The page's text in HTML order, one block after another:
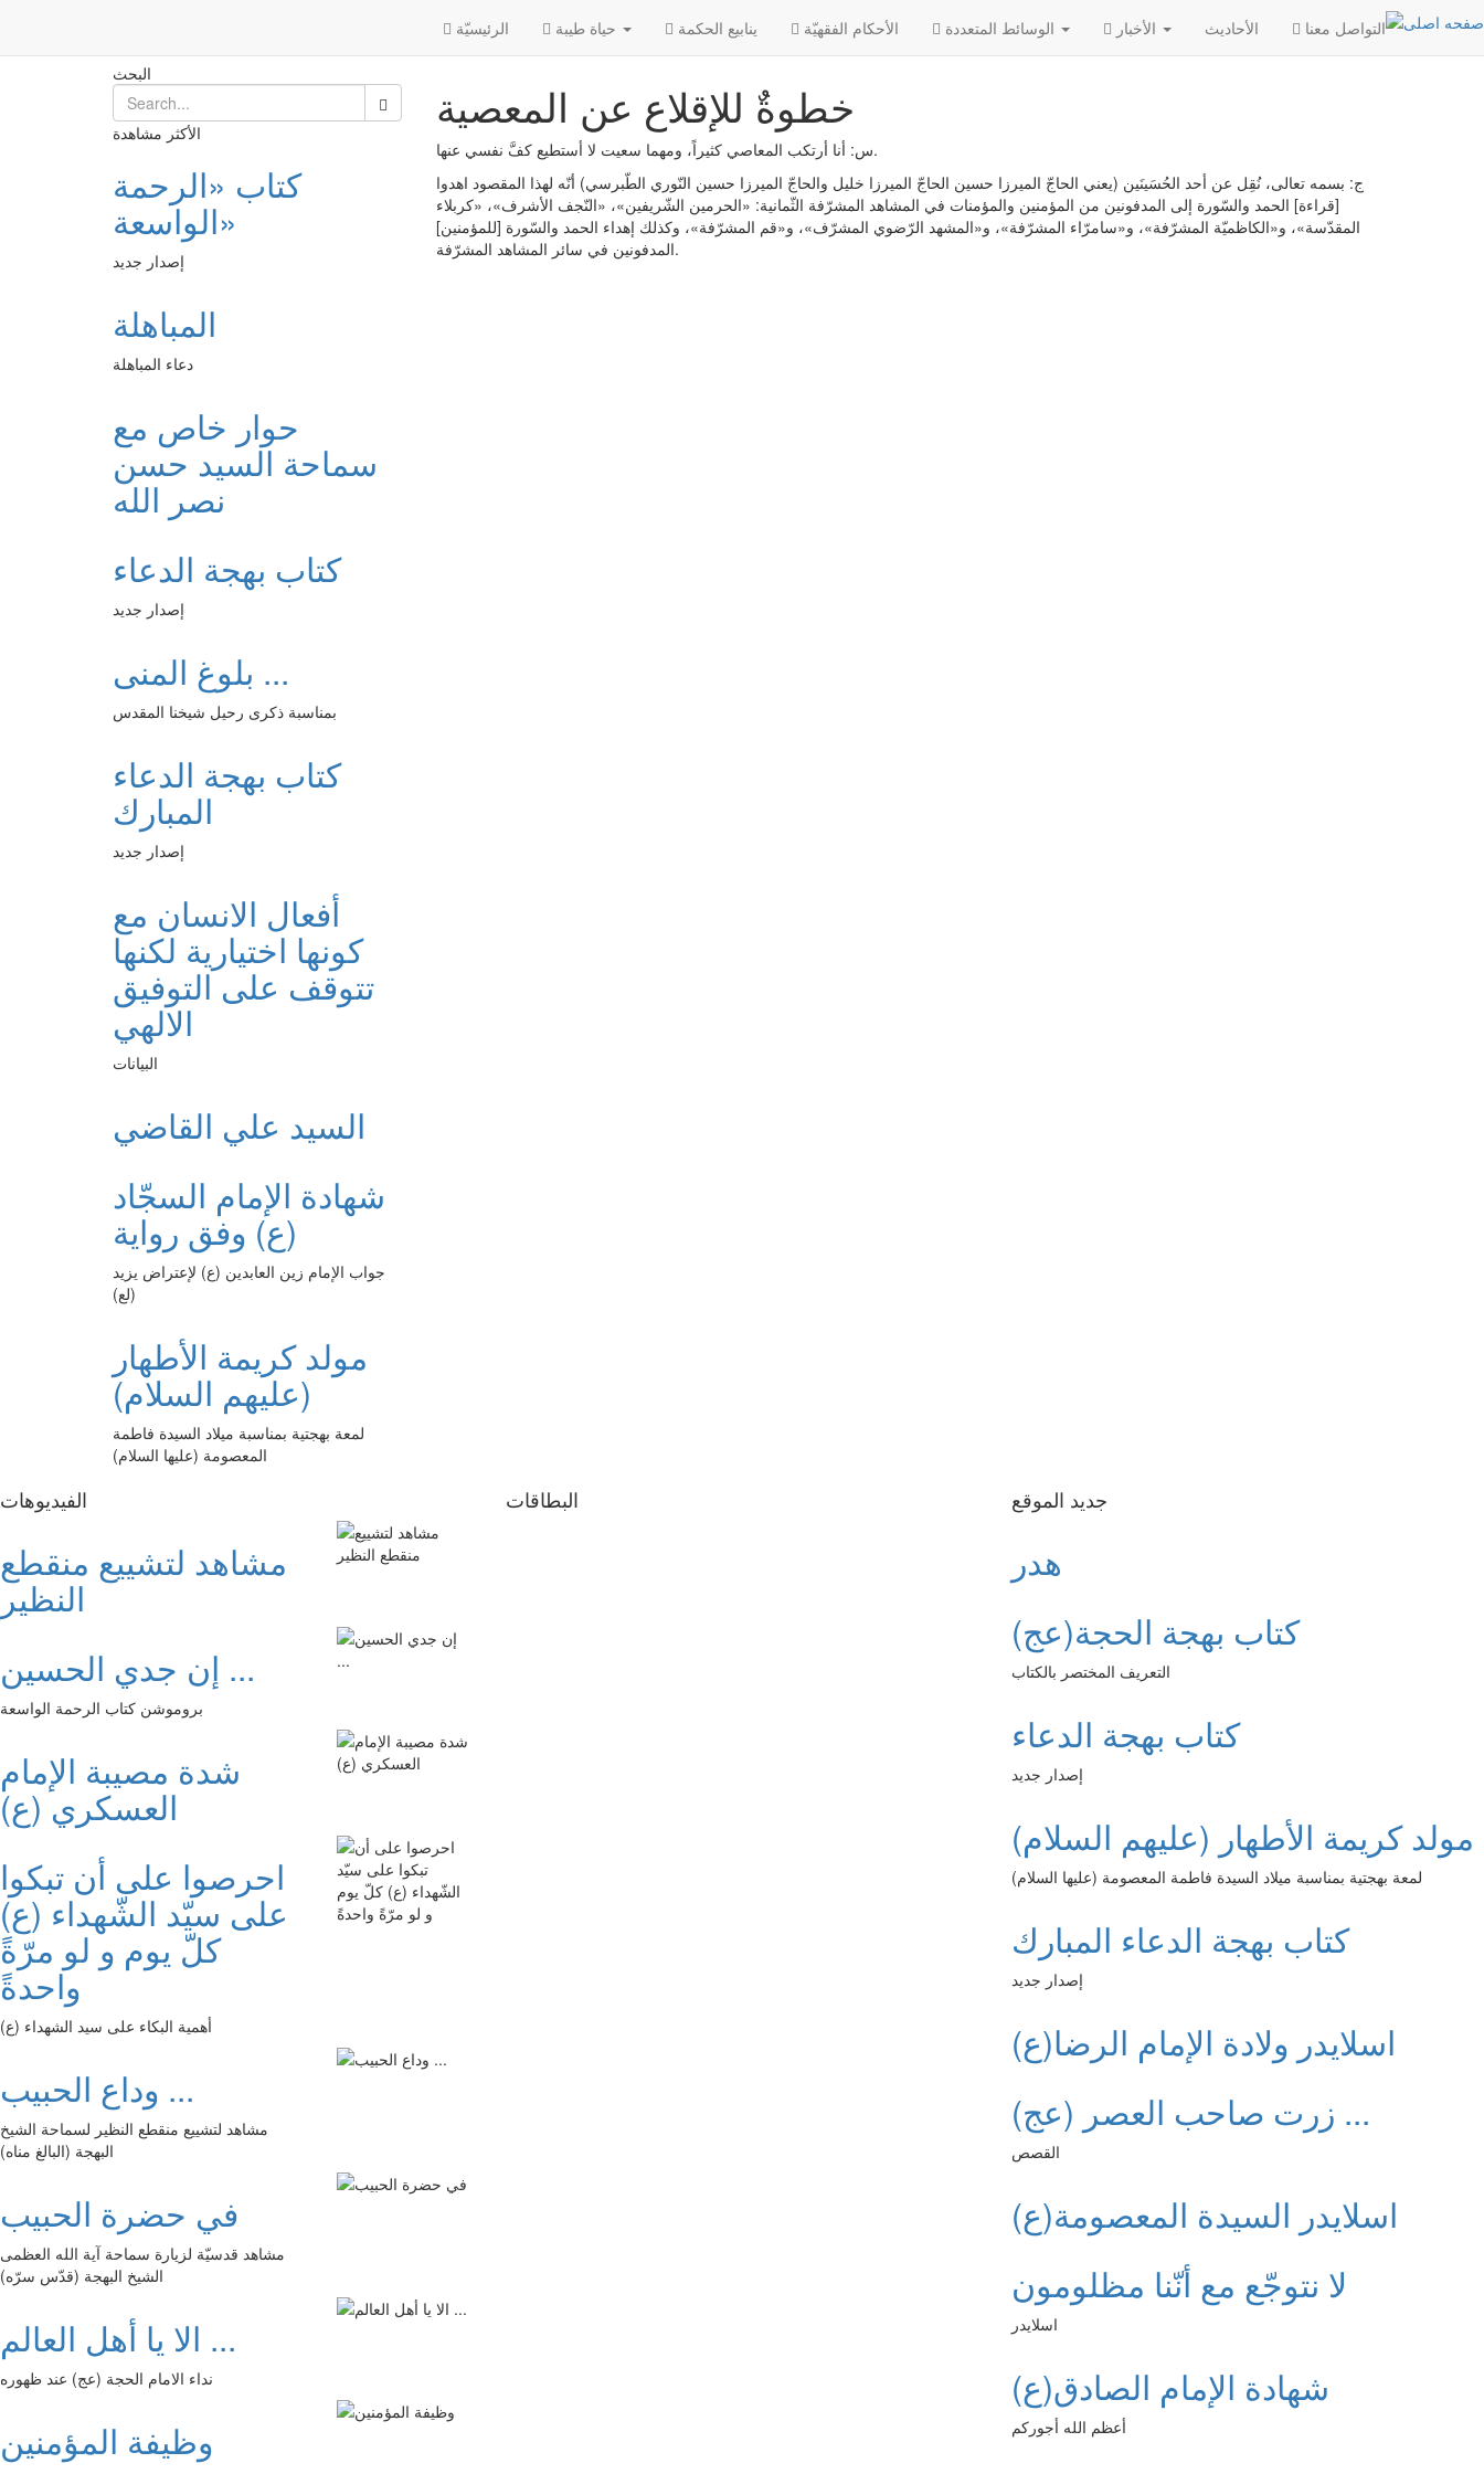
الرئیسیّة ينابيع الحكمة الأحکام الفقهیّة الأحادیث التواصل معنا
خطوةٌ للإقلاع عن المعصية
س: أنا أرتكب المعاصي كثيراً، ومهما سعيت لا أستطيع كفَّ نفسي عنها.
ج: بسمه تعالى، نُقِل عن أحد الحُسَينَين (يعني الحاجّ الميرزا حسين الحاجّ الميرزا خليل والحاجّ الميرزا حسين النّوري الطّبرسي) أنّه لهذا المقصود اهدوا
[قراءة] الحمد والسّورة إلى المدفونين من المؤمنين والمؤمنات في المشاهد المشرّفة الثّمانية: «الحرمين الشّريفين»، «النّجف الأشرف»، «كربلاء
المقدّسة»، و«الكاظميّة المشرّفة»، و«سامرّاء المشرّفة»، و«المشهد الرّضوي المشرّف»، و«قم المشرّفة»، وكذلك إهداء الحمد والسّورة [للمؤمنين]
المدفونين في سائر المشاهد المشرّفة.
البحث
الأكثر مشاهدة
كتاب «الرحمة
الواسعة»
إصدار جديد
المباهلة
دعاء المباهلة
حوار خاص مع
سماحة السيد حسن
نصر الله
كتاب بهجة الدعاء
إصدار جديد
بلوغ المنى ...
بمناسبة ذكرى رحيل شيخنا المقدس
كتاب بهجة الدعاء
المبارك
إصدار جديد
أفعال الانسان مع
كونها اختيارية لكنها
تتوقف على التوفيق
الالهي
البيانات
السيد علي القاضي
شهادة الإمام السجّاد
(ع) وفق رواية
جواب الإمام زين العابدين (ع) لإعتراض يزيد
(لع)
مولد كريمة الأطهار
(عليهم السلام)
لمعة بهجتية بمناسبة ميلاد السيدة فاطمة
المعصومة (عليها السلام)
الفیدیوهات
مشاهد لتشييع منقطع
النظير
إن جدي الحسين ...
بروموشن كتاب الرحمة الواسعة
شدة مصيبة الإمام
العسكري (ع)
احرصوا على أن تبكوا
على سيّد الشّهداء (ع)
كلّ يوم و لو مرّةً
واحدةً
أهمية البكاء على سيد الشهداء (ع)
وداع الحبيب ...
مشاهد لتشييع منقطع النظير لسماحة الشيخ
البهجة (البالغ مناه)
في حضرة الحبيب
مشاهد قدسيّة لزيارة سماحة آية الله العظمى
الشيخ البهجة (قدّس سرّه)
الا يا أهل العالم ...
نداء الامام الحجة (عج) عند ظهوره
وظيفة المؤمنين
البطاقات جديد الموقع
هدر
كتاب بهجة الحجة(عج)
التعريف المختصر بالكتاب
كتاب بهجة الدعاء
إصدار جديد
مولد كريمة الأطهار (عليهم السلام)
لمعة بهجتية بمناسبة ميلاد السيدة فاطمة المعصومة (عليها السلام)
كتاب بهجة الدعاء المبارك
إصدار جديد
اسلايدر ولادة الإمام الرضا(ع)
زرت صاحب العصر (عج) ...
القصص
اسلايدر السيدة المعصومة(ع)
لا نتوجّع مع أنّنا مظلومون
اسلايدر
شهادة الإمام الصادق(ع)
أعظم الله أجوركم